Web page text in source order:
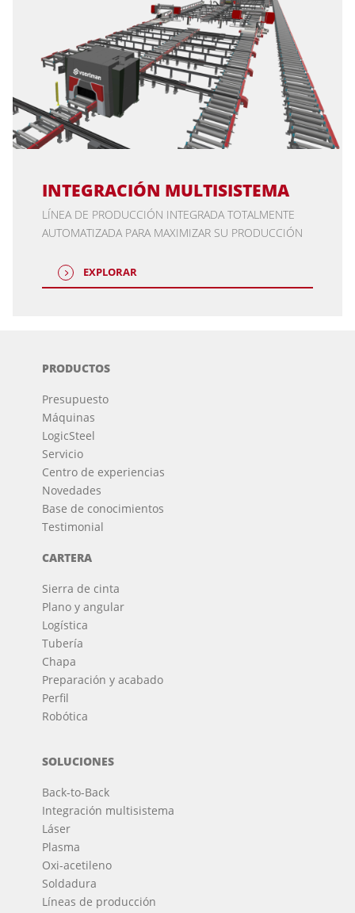
INTEGRACIÓN MULTISISTEMA
LÍNEA DE PRODUCCIÓN INTEGRADA TOTALMENTE
AUTOMATIZADA PARA MAXIMIZAR SU PRODUCCIÓN
EXPLORAR
PRODUCTOS
Presupuesto
Máquinas
LogicSteel
Servicio
Centro de experiencias
Novedades
Base de conocimientos
Testimonial
CARTERA
Sierra de cinta
Plano y angular
Logística
Tubería
Chapa
Preparación y acabado
Perfil
Robótica
SOLUCIONES
Back-to-Back
Integración multisistema
Láser
Plasma
Oxi-acetileno
Soldadura
Líneas de producción